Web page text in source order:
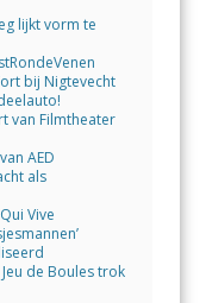
lijkt vorm te
bij Nigtevecht
van Filmtheater
AED
als
Vive
de Boules trok